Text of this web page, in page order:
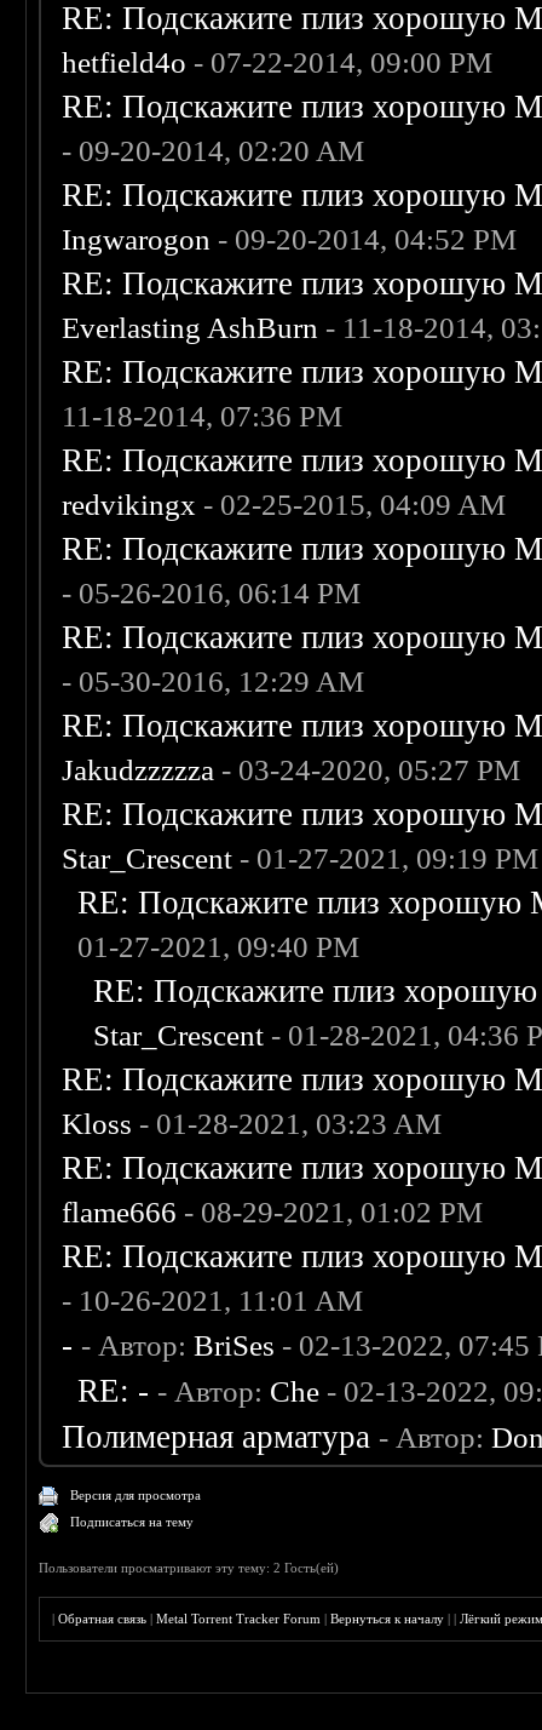
RE: Подскажите плиз хорошую
hetfield4o - 07-22-2014, 09:00 PM
RE: Подскажите плиз хорошую
- 09-20-2014, 02:20 AM
RE: Подскажите плиз хорошую
Ingwarogon - 09-20-2014, 04:52 PM
RE: Подскажите плиз хорошую
Everlasting AshBurn - 11-18-2014,
RE: Подскажите плиз хорошую
11-18-2014, 07:36 PM
RE: Подскажите плиз хорошую
redvikingx - 02-25-2015, 04:09 AM
RE: Подскажите плиз хорошую
- 05-26-2016, 06:14 PM
RE: Подскажите плиз хорошую
- 05-30-2016, 12:29 AM
RE: Подскажите плиз хорошую
Jakudzzzzza - 03-24-2020, 05:27 PM
RE: Подскажите плиз хорошую
Star_Crescent - 01-27-2021, 09:19 PM
RE: Подскажите плиз хорошую
01-27-2021, 09:40 PM
RE: Подскажите плиз
Star_Crescent - 01-28-2021, 04:36
RE: Подскажите плиз хорошую
Kloss - 01-28-2021, 03:23 AM
RE: Подскажите плиз хорошую
flame666 - 08-29-2021, 01:02 PM
RE: Подскажите плиз хорошую
- 10-26-2021, 11:01 AM
- - Автор:BriSes - 02-13-2022, 07:45
RE: - - Автор: Che - 02-13-2022,
Полимерная арматура - Автор:
Версия для просмотра
Подписаться на тему
Пользователи просматривают эту тему: 2 Гость(ей)
|Обратная связь |Metal Torrent Tracker Forum |Вернуться к началу ||Лёгкий